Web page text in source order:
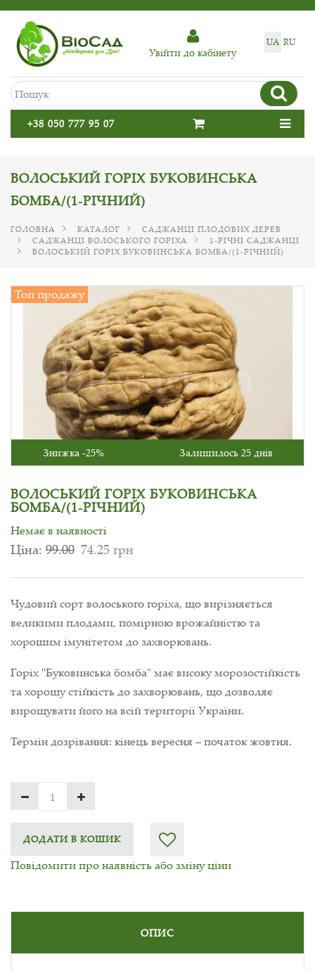
UA RU
Увiйти до кабiнету
+38 050 777 95 07
ВОЛОСЬКИЙ ГОРІХ БУКОВИНСЬКА
БОМБА/(1-РІЧНИЙ)
ГОЛОВНА КАТАЛОГ
САДЖАНЦІ ПЛОДОВИХ ДЕРЕВ
САДЖАНЦІ ВОЛОСЬКОГО ГОРІХА
1-РІЧНІ САДЖАНЦІ
ВОЛОСЬКИЙ ГОРІХ БУКОВИНСЬКА БОМБА/(1-РІЧНИЙ)
Топ продажу
Знижка -25% Залишилось 25 днів
ВОЛОСЬКИЙ ГОРІХ БУКОВИНСЬКА
БОМБА/(1-РІЧНИЙ)
Немає в наявності
Ціна: 99.00 74.25 грн
Чудовий сорт волоського горіха, що вирізняється
великими плодами, помірною врожайністю та
хорошим імунітетом до захворювань.
Горіх "Буковинська бомба" має високу морозостійкість
та хорошу стійкість до захворювань, що дозволяє
вирощувати його на всій території України.
Термін дозрівання: кінець вересня – початок жовтня.
ДОДАТИ В КОШИК
Повідомити про наявність або зміну ціни
ОПИС